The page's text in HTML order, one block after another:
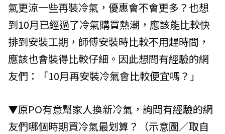
氣更涼一些再裝冷氣，優惠會不會更多？也想
到10月已經過了冷氣購買熱潮，應該能比較快
排到安裝工期，師傅安裝時比較不用趕時間，
應該也會裝得比較仔細。因此想問有經驗的網
友們：「10月再安裝冷氣會比較便宜嗎？」
▼原PO有意幫家人換新冷氣，詢問有經驗的網
友們哪個時期買冷氣最划算？（示意圖／取自